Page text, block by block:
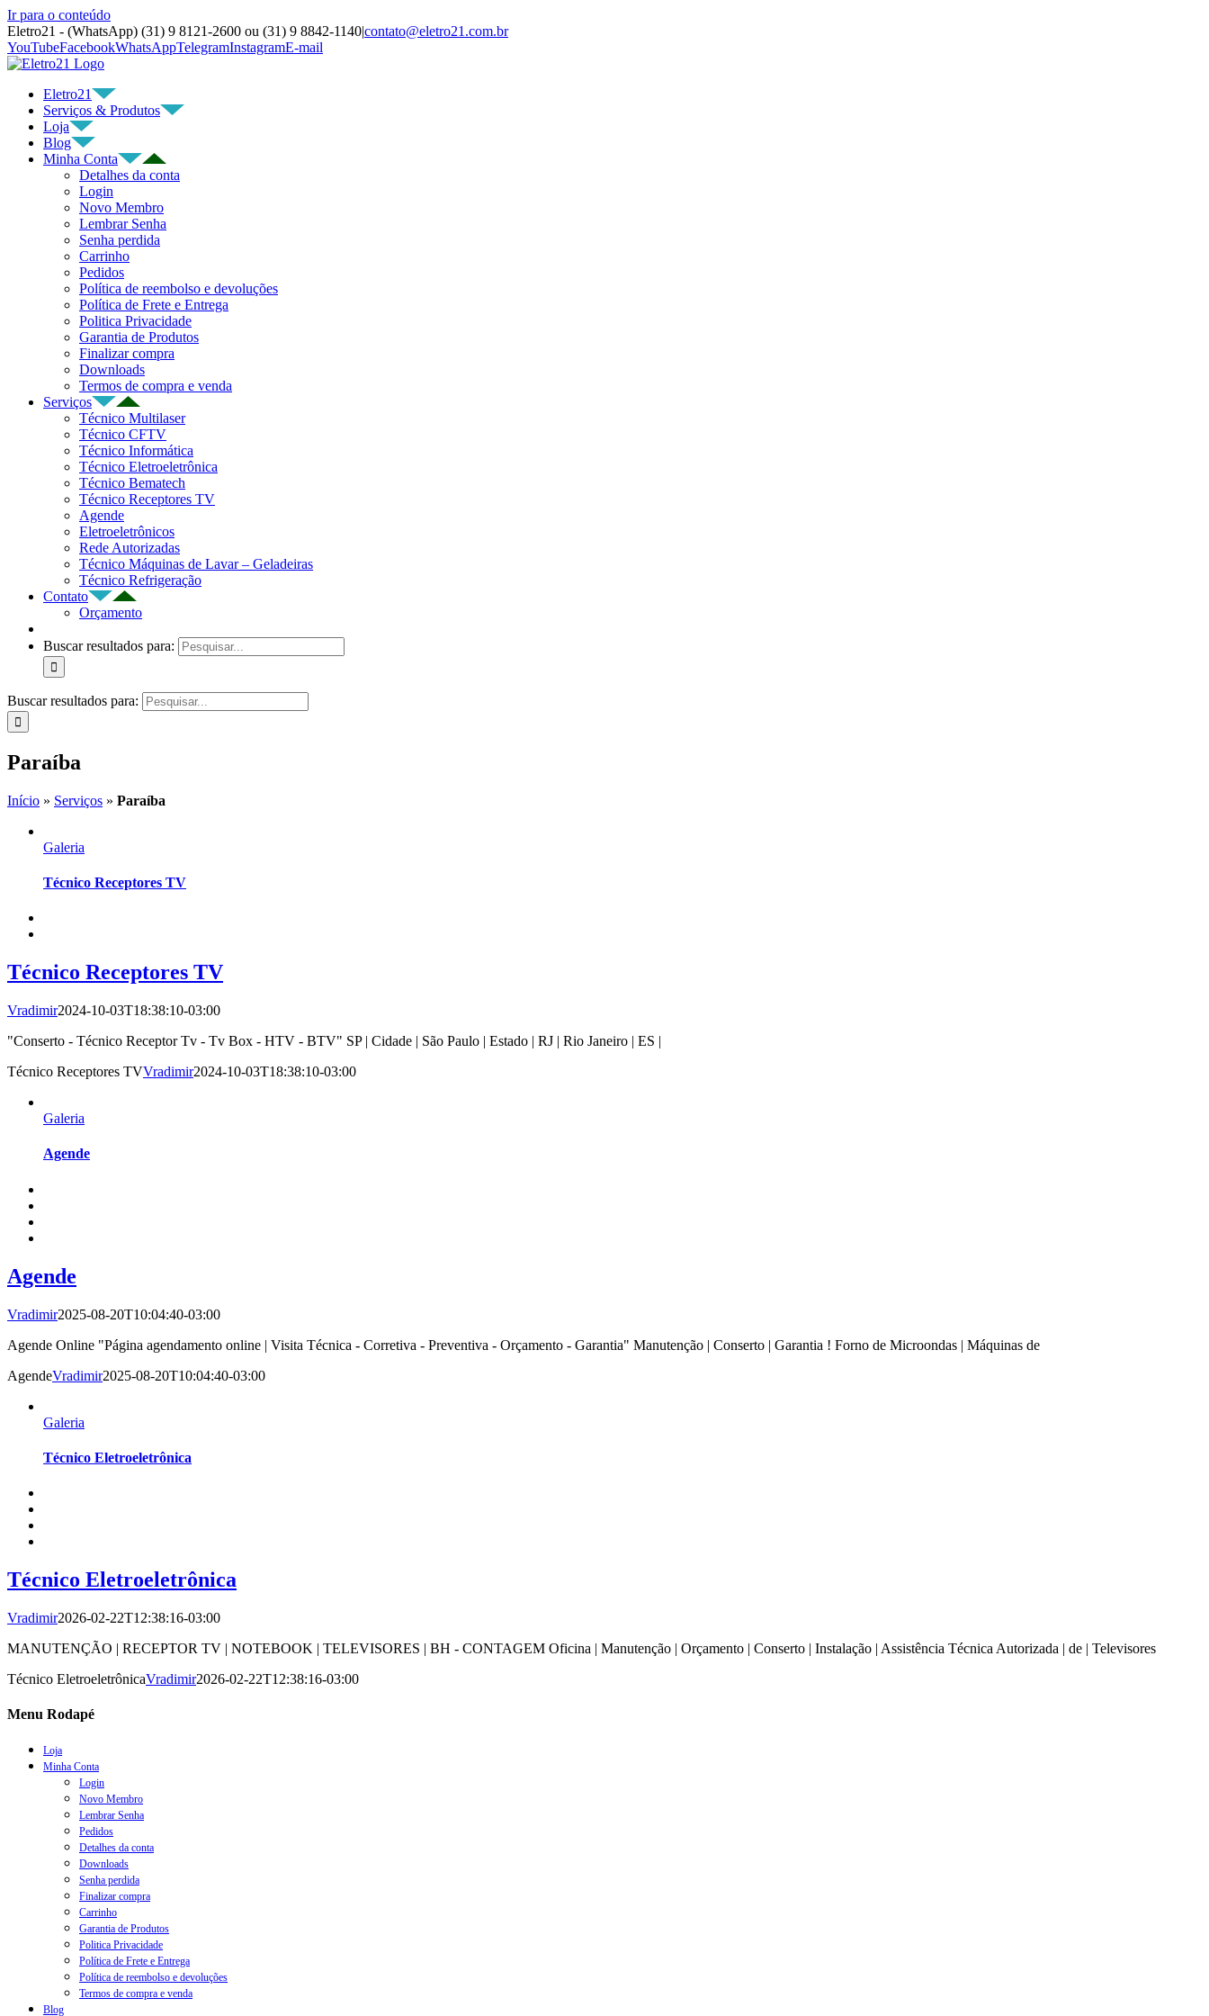
Ir para o conteúdo
Eletro21 - (WhatsApp) (31) 9 8121-2600 ou (31) 9 8842-1140|contato@eletro21.com.br
YouTubeFacebookWhatsAppTelegramInstagramE-mail
Eletro21
Serviços & Produtos
Loja
Blog
Minha Conta
Detalhes da conta
Login
Novo Membro
Lembrar Senha
Senha perdida
Carrinho
Pedidos
Política de reembolso e devoluções
Política de Frete e Entrega
Politica Privacidade
Garantia de Produtos
Finalizar compra
Downloads
Termos de compra e venda
Serviços
Técnico Multilaser
Técnico CFTV
Técnico Informática
Técnico Eletroeletrônica
Técnico Bematech
Técnico Receptores TV
Agende
Eletroeletrônicos
Rede Autorizadas
Técnico Máquinas de Lavar – Geladeiras
Técnico Refrigeração
Contato
Orçamento
Buscar resultados para:
Buscar resultados para:
Paraíba
Início » Serviços » Paraíba
Galeria
Técnico Receptores TV
Técnico Receptores TV
Vradimir2024-10-03T18:38:10-03:00
"Conserto - Técnico Receptor Tv - Tv Box - HTV - BTV" SP | Cidade | São Paulo | Estado | RJ | Rio Janeiro | ES |
Técnico Receptores TVVradimir2024-10-03T18:38:10-03:00
Galeria
Agende
Agende
Vradimir2025-08-20T10:04:40-03:00
Agende Online "Página agendamento online | Visita Técnica - Corretiva - Preventiva - Orçamento - Garantia" Manutenção | Conserto | Garantia ! Forno de Microondas | Máquinas de
AgendeVradimir2025-08-20T10:04:40-03:00
Galeria
Técnico Eletroeletrônica
Técnico Eletroeletrônica
Vradimir2026-02-22T12:38:16-03:00
MANUTENÇÃO | RECEPTOR TV | NOTEBOOK | TELEVISORES | BH - CONTAGEM Oficina | Manutenção | Orçamento | Conserto | Instalação | Assistência Técnica Autorizada | de | Televisores
Técnico EletroeletrônicaVradimir2026-02-22T12:38:16-03:00
Menu Rodapé
Loja
Minha Conta
Login
Novo Membro
Lembrar Senha
Pedidos
Detalhes da conta
Downloads
Senha perdida
Finalizar compra
Carrinho
Garantia de Produtos
Politica Privacidade
Política de Frete e Entrega
Política de reembolso e devoluções
Termos de compra e venda
Blog